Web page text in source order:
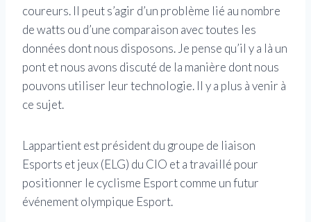
coureurs. Il peut s’agir d’un problème lié au nombre
de watts ou d’une comparaison avec toutes les
données dont nous disposons. Je pense qu’il y a là un
pont et nous avons discuté de la manière dont nous
pouvons utiliser leur technologie. Il y a plus à venir à
ce sujet.
Lappartient est président du groupe de liaison
Esports et jeux (ELG) du CIO et a travaillé pour
positionner le cyclisme Esport comme un futur
événement olympique Esport.